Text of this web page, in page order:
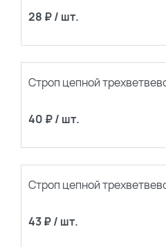
28 ₽ / шт.
Строп цепной
40 ₽ / шт.
Строп цепной
43 ₽ / шт.